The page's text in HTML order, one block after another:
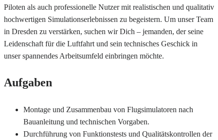
Piloten als auch professionelle Nutzer mit realistischen und qualitativ
hochwertigen Simulationserlebnissen zu begeistern. Um unser Team
in Dresden zu verstärken, suchen wir Dich – jemanden, der seine
Leidenschaft für die Luftfahrt und sein technisches Geschick in
unser spannendes Arbeitsumfeld einbringen möchte.
Aufgaben
Montage und Zusammenbau von Flugsimulatoren nach
Bauanleitung und technischen Vorgaben.
Durchführung von Funktionstests und Qualitätskontrollen der